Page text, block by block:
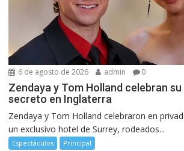
6 de agosto de 2026 admin 0
Zendaya y Tom Holland celebran su
secreto en Inglaterra
Zendaya y Tom Holland celebraron en
un exclusivo hotel de Surrey, rodeados...
Espectáculos Principal